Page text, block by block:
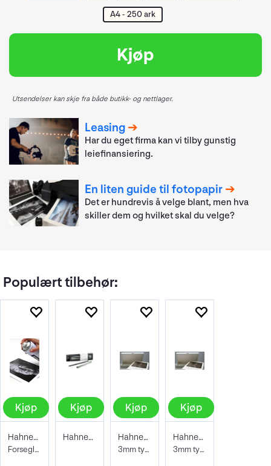
A4 - 250 ark
Kjøp
Utsendelser kan skje fra både butikk- og nettlager.
Leasing
Har du eget firma kan vi tilby gunstig
leiefinansiering.
En liten guide til fotopapir
Det er hundrevis å velge blant, men hva
skiller dem og hvilket skal du velge?
Populært tilbehør:
Kjøp
Hahnemühle Protective Spray 400ml
Forseglende og beskyttene lakk
Kjøp
Hahnemühle Signing Pen Duo
Kjøp
Hahnemühle Archive & Portfoliobox A2
3mm tykkelse 605x435x35 mm
Kjøp
Hahnemühle Archive & Portfoliobox A3+
3mm tykkelse 32,9 x 48,3 cm